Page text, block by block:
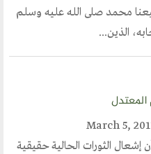
محمد صلى الله عليه وسلم
الذين...
المعتدل
الثورات الحالية حقيقية